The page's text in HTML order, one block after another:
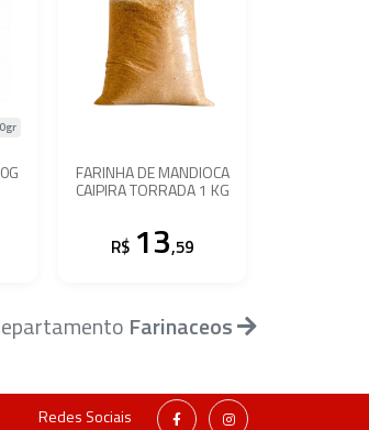
FARINHA DE MANDIOCA
CAIPIRA TORRADA 1 KG
R$ 13,59
Farinaceos
Redes Sociais